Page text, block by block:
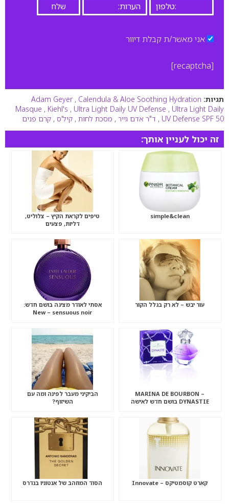
אני מאשר/ת קבלת דיוור
[recaptcha]
תגיות: Adam Geyer , Calendula & Aloe Soothing Hydration
Masque , Kiehl's , Ultra Light Daily UV Defense , Ultra Light Daily
UV Defense SPF 50
, ד"ר אדם גייר , מסכת לחות , קיל'ס , קרם פנים
זה יכול לעניין אותך:
simple&clean
טיפים לקראת הקיץ – צלוליט,
דליות, פצעים
עור יבש – לא רק בגלל הקור
אסתי לאודר מציגה בושם חדש:
New – sensuous noir
MARINA DE BOURBON –
DYNASTIE בושם חדש לאישה
הביקיני מעבר לפינה ומה עם
השיזוף?
קארט קוסמטיקס – Innovate הסוד המוזהב של אנטוניו בנדרס